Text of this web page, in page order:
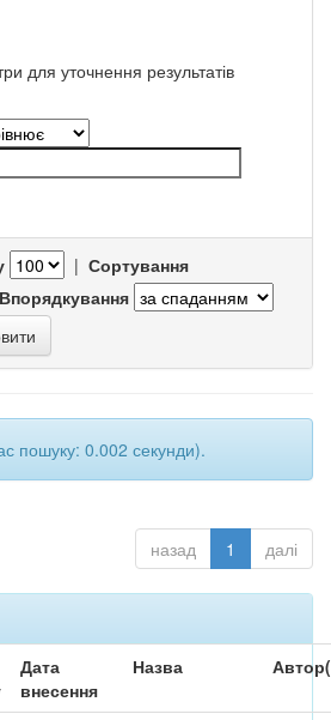
для уточнення результатів
| Сортування
Впорядкування
пошуку: 0.002 секунди).
назад 1 далі
Дата
внесення
Назва